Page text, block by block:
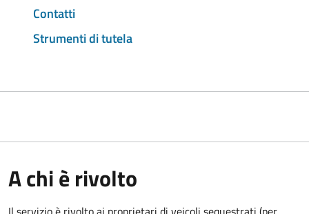
Contatti
Strumenti di tutela
A chi è rivolto